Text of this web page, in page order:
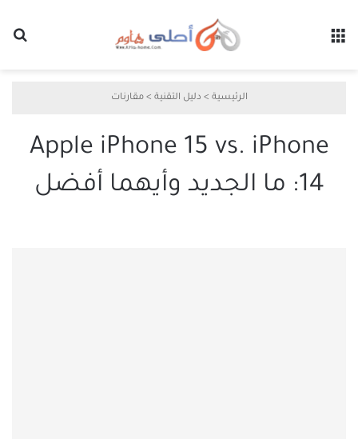
الرئيسية > دليل التقنية > مقارنات
Apple iPhone 15 vs. iPhone
14: ما الجديد وأيهما أفضل